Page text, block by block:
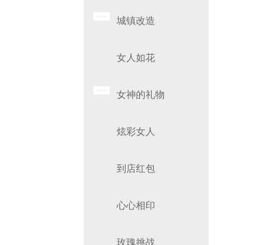
城镇改造
女人如花
女神的礼物
炫彩女人
到店红包
心心相印
玫瑰挑战